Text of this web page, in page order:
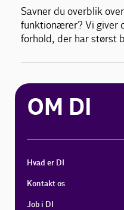
Savner du overblik
funktionærer? Vi giver
forhold, der har størst
OM DI
Hvad er DI
Kontakt os
Job i DI